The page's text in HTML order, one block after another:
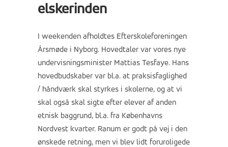
elskerinden
I weekenden afholdtes Efterskoleforeningen
Årsmøde i Nyborg. Hovedtaler var vores nye
undervisningsminister Mattias Tesfaye. Hans
hovedbudskaber var bl.a. at praksisfaglighed
/ håndværk skal styrkes i skolerne, og at vi
skal også skal sigte efter elever af anden
etnisk baggrund, bl.a. fra Københavns
Nordvest kvarter. Ranum er godt på vej i den
ønskede retning, men vi blev lidt foruroligede